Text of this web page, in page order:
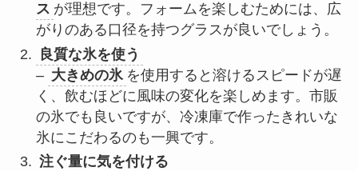
ス が理想です。フォームを楽しむためには、広
がりのある口径を持つグラスが良いでしょう。
良質な氷を使う
– 大きめの氷 を使用すると溶けるスピードが遅
く、飲むほどに風味の変化を楽しめます。市販
の氷でも良いですが、冷凍庫で作ったきれいな
氷にこだわるのも一興です。
注ぐ量に気を付ける